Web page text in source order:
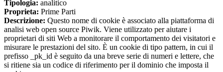
Tipologia: analitico
Proprieta: Prime Parti
Descrizione: Questo nome di cookie è associato alla piattaforma di
analisi web open source Piwik. Viene utilizzato per aiutare i
proprietari di siti Web a monitorare il comportamento dei visitatori e
misurare le prestazioni del sito. È un cookie di tipo pattern, in cui il
prefisso _pk_id è seguito da una breve serie di numeri e lettere, che
si ritiene sia un codice di riferimento per il dominio che imposta il